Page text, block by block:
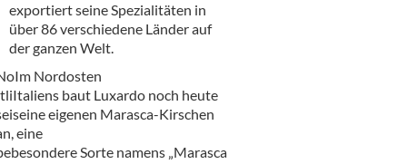
Termine
Bier
Öle & Küchenartikel
Kaffee
exportiert seine Spezialitäten in
über 86 verschiedene Länder auf
der ganzen Welt.
Nordosten
baut Luxardo noch heute
eigenen Marasca-Kirschen
eine
Sorte namens „Marasca